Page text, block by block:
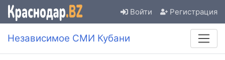
Войти Регистрация
Независимое СМИ Кубани